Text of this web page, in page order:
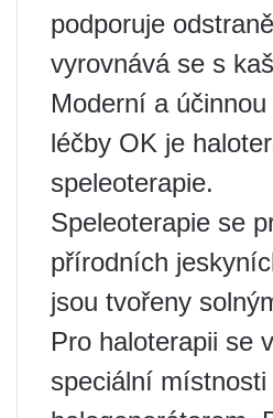
podporuje
vyrovnává se s
Moderní a
léčby OK je
speleoterapie.
Speleoterapie se
přírodních
jsou tvořeny
Pro haloterapii se
speciální